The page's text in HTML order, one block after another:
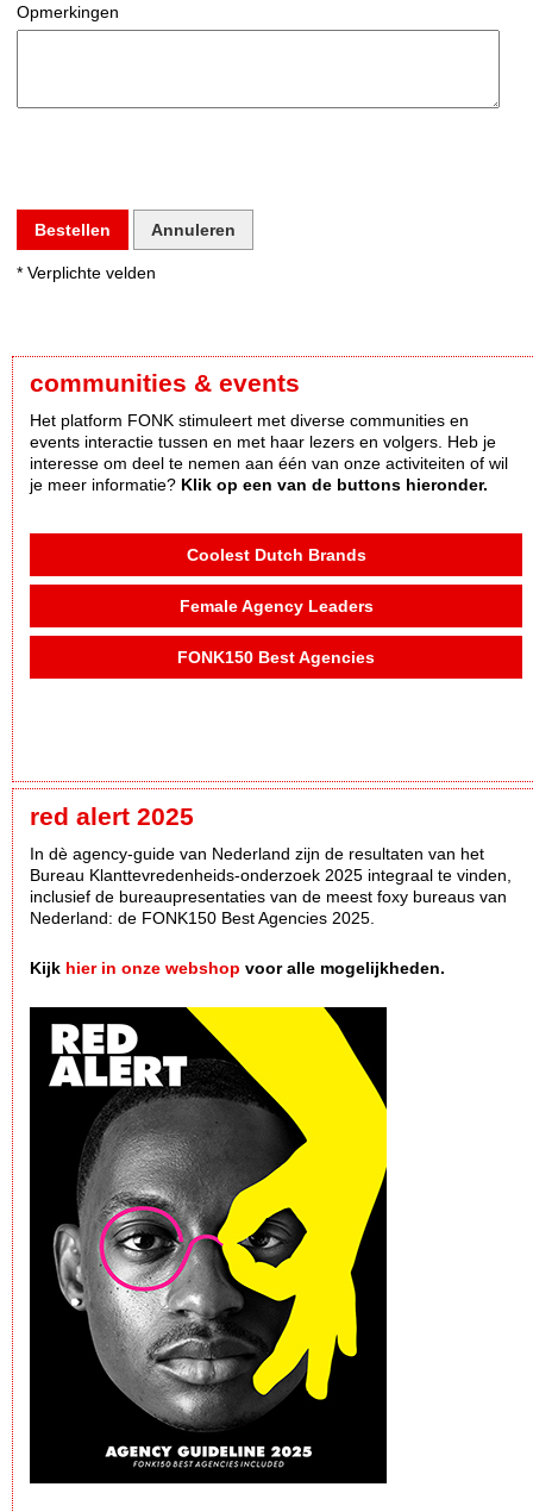
Opmerkingen
Bestellen Annuleren
* Verplichte velden
communities & events
Het platform FONK stimuleert met diverse communities en
events interactie tussen en met haar lezers en volgers. Heb je
interesse om deel te nemen aan één van onze activiteiten of wil
je meer informatie? Klik op een van de buttons hieronder.
Coolest Dutch Brands
Female Agency Leaders
FONK150 Best Agencies
red alert 2025
In dè agency-guide van Nederland zijn de resultaten van het
Bureau Klanttevredenheids-onderzoek 2025 integraal te vinden,
inclusief de bureaupresentaties van de meest foxy bureaus van
Nederland: de FONK150 Best Agencies 2025.
Kijk hier in onze webshop voor alle mogelijkheden.